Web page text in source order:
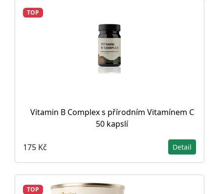
TOP
Vitamin B Complex s přírodním Vitamínem C
50 kapslí
175 Kč Detail
TOP